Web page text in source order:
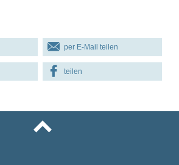
per E-Mail teilen
teilen